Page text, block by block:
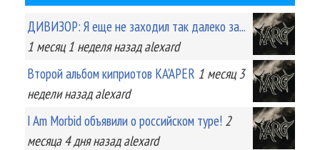
ДИВИЗОР: Я еще не заходил так далеко за...
1 месяц 1 неделяназад alexard
Второй альбом киприотов KA'APER 1 месяц 3
неделиназад alexard
I Am Morbid объявили о российском туре! 2
месяца 4 дняназад alexard